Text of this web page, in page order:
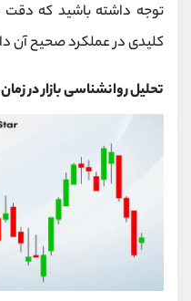
توجه داشته باشید که
کلیدی در عملکرد صحیح آن
تحلیل روانشناسی بازار در